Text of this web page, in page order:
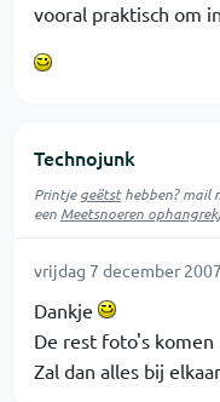
vooral praktisch om
Technojunk
Printjegeëtsthebben? mail
een Meetsnoeren
vrijdag 7 december
Dankje
De rest foto's komen
Zal dan alles bij